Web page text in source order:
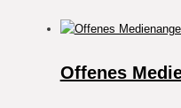
Offenes